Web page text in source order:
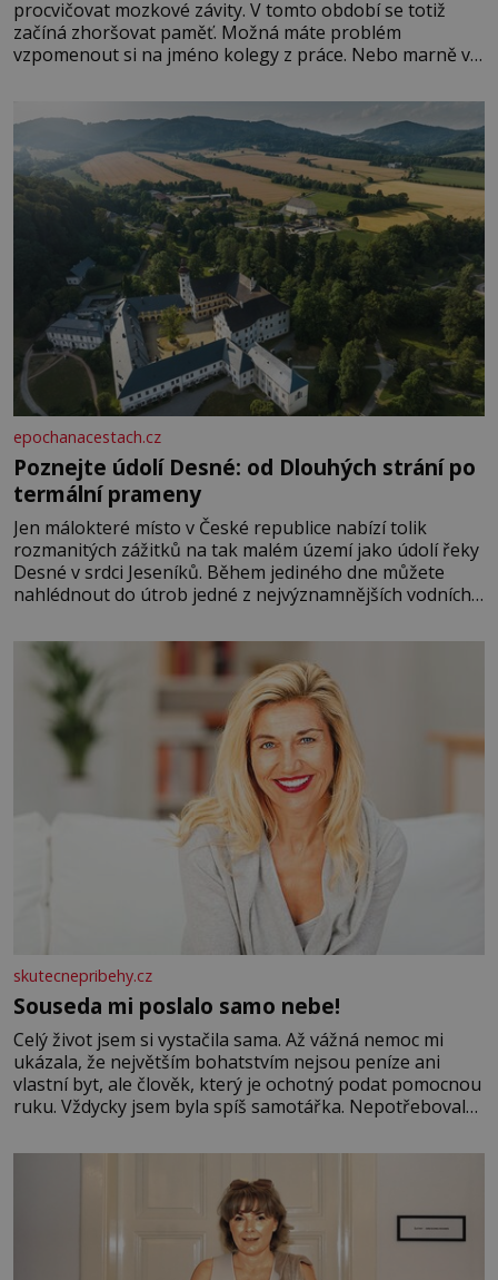
procvičovat mozkové závity. V tomto období se totiž
začíná zhoršovat paměť. Možná máte problém
vzpomenout si na jméno kolegy z práce. Nebo marně v
Je to opravdu tak, s věkem jako kdyby se paměť
rozhodla stávkovat. Cvičte
epochanacestach.cz
Poznejte údolí Desné: od Dlouhých strání po
termální prameny
Jen málokteré místo v České republice nabízí tolik
rozmanitých zážitků na tak malém území jako údolí řeky
Desné v srdci Jeseníků. Během jediného dne můžete
nahlédnout do útrob jedné z nejvýznamnějších vodních
se na koloběžce a den zakončit poznáváním památek ve
Velkých Losinách nebo v termálním
skutecnepribehy.cz
Souseda mi poslalo samo nebe!
Celý život jsem si vystačila sama. Až vážná nemoc mi
ukázala, že největším bohatstvím nejsou peníze ani
vlastní byt, ale člověk, který je ochotný podat pomocnou
ruku. Vždycky jsem byla spíš samotářka. Nepotřebovala
mi knihy, práce a hlavně klid. Hned po studiích jsem